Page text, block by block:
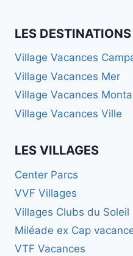
LES DESTINATIONS
Village Vacances
Village Vacances Mer
Village Vacances
Village Vacances Ville
LES VILLAGES
Center Parcs
VVF Villages
Villages Clubs du Soleil
Miléade ex Cap
VTF Vacances